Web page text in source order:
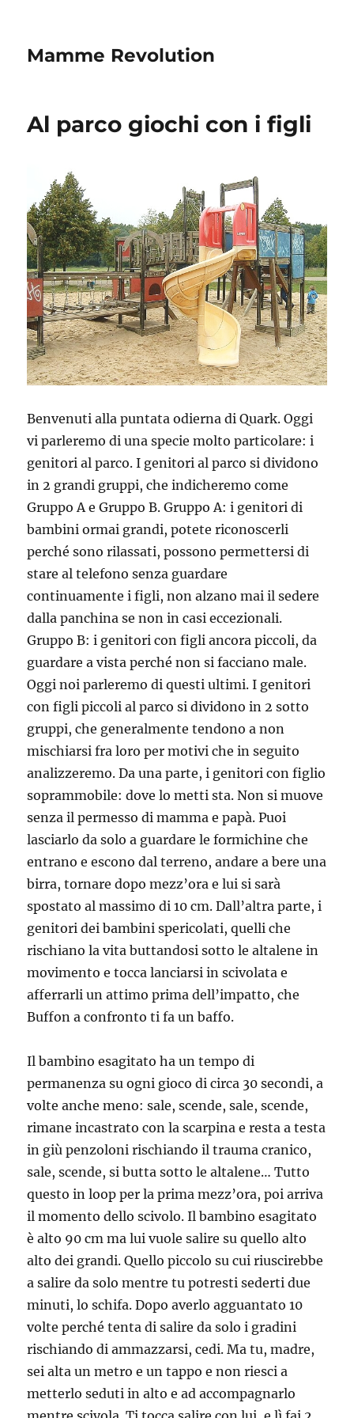
Mamme Revolution
Al parco giochi con i figli
Benvenuti alla puntata odierna di Quark. Oggi
vi parleremo di una specie molto particolare: i
genitori al parco. I genitori al parco si dividono
in 2 grandi gruppi, che indicheremo come
Gruppo A e Gruppo B. Gruppo A: i genitori di
bambini ormai grandi, potete riconoscerli
perché sono rilassati, possono permettersi di
stare al telefono senza guardare
continuamente i figli, non alzano mai il sedere
dalla panchina se non in casi eccezionali.
Gruppo B: i genitori con figli ancora piccoli, da
guardare a vista perché non si facciano male.
Oggi noi parleremo di questi ultimi. I genitori
con figli piccoli al parco si dividono in 2 sotto
gruppi, che generalmente tendono a non
mischiarsi fra loro per motivi che in seguito
analizzeremo. Da una parte, i genitori con figlio
soprammobile: dove lo metti sta. Non si muove
senza il permesso di mamma e papà. Puoi
lasciarlo da solo a guardare le formichine che
entrano e escono dal terreno, andare a bere una
birra, tornare dopo mezz’ora e lui si sarà
spostato al massimo di 10 cm. Dall’altra parte, i
genitori dei bambini spericolati, quelli che
rischiano la vita buttandosi sotto le altalene in
movimento e tocca lanciarsi in scivolata e
afferrarli un attimo prima dell’impatto, che
Buffon a confronto ti fa un baffo.
Il bambino esagitato ha un tempo di
permanenza su ogni gioco di circa 30 secondi, a
volte anche meno: sale, scende, sale, scende,
rimane incastrato con la scarpina e resta a testa
in giù penzoloni rischiando il trauma cranico,
sale, scende, si butta sotto le altalene… Tutto
questo in loop per la prima mezz’ora, poi arriva
il momento dello scivolo. Il bambino esagitato
è alto 90 cm ma lui vuole salire su quello alto
alto dei grandi. Quello piccolo su cui riuscirebbe
a salire da solo mentre tu potresti sederti due
minuti, lo schifa. Dopo averlo agguantato 10
volte perché tenta di salire da solo i gradini
rischiando di ammazzarsi, cedi. Ma tu, madre,
sei alta un metro e un tappo e non riesci a
metterlo seduti in alto e ad accompagnarlo